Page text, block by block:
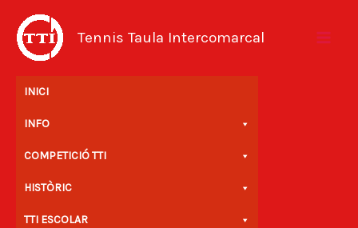
contingut
Tennis Taula Intercomarcal
INICI
INFO
COMPETICIÓ TTI
HISTÒRIC
TTI ESCOLAR